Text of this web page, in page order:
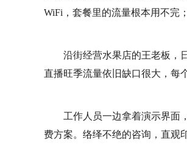
WiFi，套餐里的流量根本用不完
沿街经营水果店的王老板，
直播旺季流量依旧缺口很大，每
工作人员一边拿着演示界面
费方案。络绎不绝的咨询，直观